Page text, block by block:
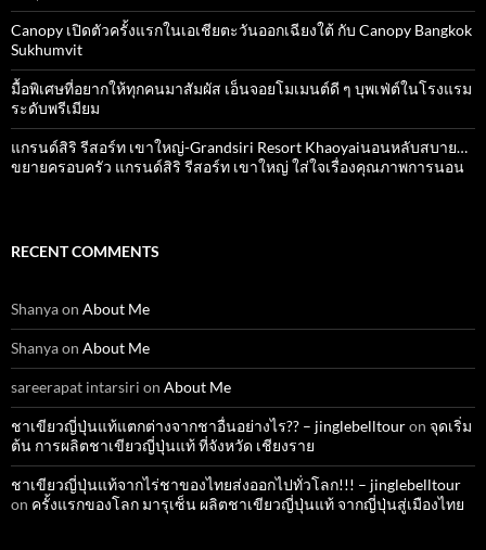
Canopy เปิดตัวครั้งแรกในเอเชียตะวันออกเฉียงใต้ กับ Canopy Bangkok
Sukhumvit
มื้อพิเศษที่อยากให้ทุกคนมาสัมผัส เอ็นจอยโมเมนต์ดี ๆ บุพเฟ่ต์ในโรงแรม
ระดับพรีเมียม
แกรนด์สิริ​ รีสอร์ท​ เขาใหญ่​-Grandsiri​ Resort​ Khaoyaiนอนหลับสบาย…
ขยายครอบครัว แกรนด์สิริ รีสอร์ท เขาใหญ่ ใส่ใจเรื่องคุณภาพการนอน
RECENT COMMENTS
Shanyaon About Me
Shanyaon About Me
sareerapat intarsiri on About Me
ชาเขียวญี่ปุ่นแท้แตกต่างจากชาอื่นอย่างไร?? – jinglebelltouron จุดเริ่ม
ต้น การผลิตชาเขียวญี่ปุ่นแท้ ที่จังหวัด เชียงราย
ชาเขียวญี่ปุ่นแท้จากไร่ชาของไทยส่งออกไปทั่วโลก!!! – jinglebelltour
on ครั้งแรกของโลก มารุเซ็น ผลิตชาเขียวญี่ปุ่นแท้ จากญี่ปุ่นสู่เมืองไทย